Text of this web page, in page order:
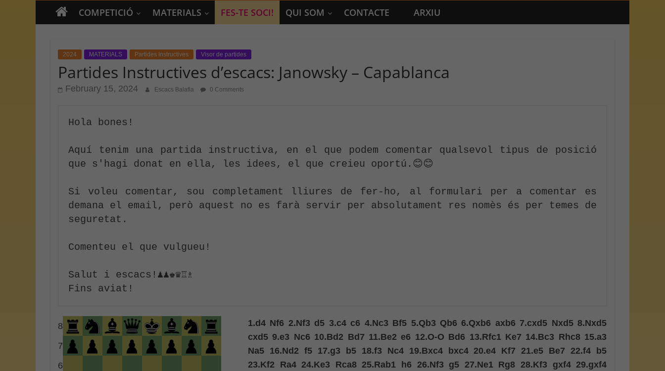
COMPETICIÓ MATERIALS FES-TE SOCI! QUI SOM CONTACTE ARXIU
2024 MATERIALS Partides Instructives Visor de partides
Partides Instructives d’escacs: Janowsky – Capablanca
February 15, 2024 Escacs Balafia 0 Comments
Hola bones!
Aquí tenim una partida instructiva, en el que podem comentar qualsevol tipus de posició
que s'hagi donat en ella, les idees, el que creieu oportú.😊😊
Si voleu comentar, sou completament lliures de fer-ho, al formulari per a comentar es
demana el email, però aquest no es farà servir per absolutament res nomès és per temes de
seguretat.
Comenteu el que vulgueu!
Salut i escacs!♟♟♚♛♖♗
6
7
8 1.d4 Nf6 2.Nf3 d5 3.c4 c6 4.Nc3 Bf5 5.Qb3 Qb6 6.Qxb6 axb6 7.cxd5 Nxd5 8.Nxd5
cxd5 9.e3 Nc6 10.Bd2 Bd7 11.Be2 e6 12.O-O Bd6 13.Rfc1 Ke7 14.Bc3 Rhc8 15.a3
Na5 16.Nd2 f5 17.g3 b5 18.f3 Nc4 19.Bxc4 bxc4 20.e4 Kf7 21.e5 Be7 22.f4 b5
23.Kf2 Ra4 24.Ke3 Rca8 25.Rab1 h6 26.Nf3 g5 27.Ne1 Rg8 28.Kf3 gxf4 29.gxf4